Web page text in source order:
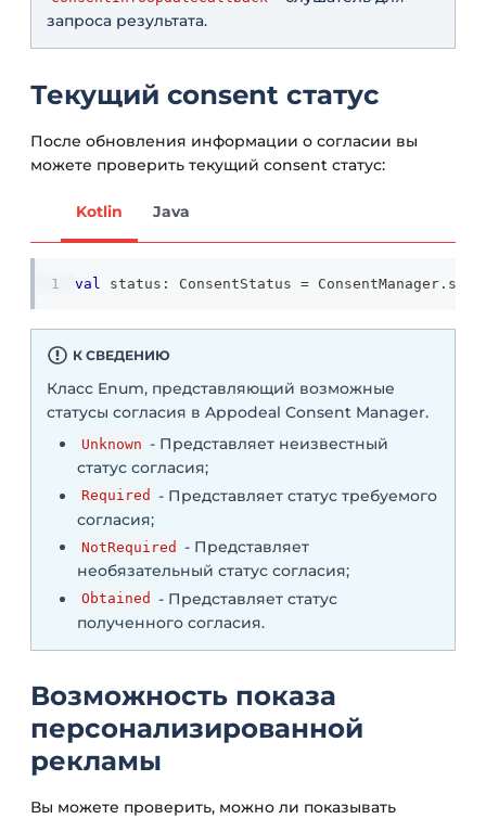
запроса результата.
Текущий consent статус
После обновления информации о согласии вы
можете проверить текущий consent статус:
Kotlin Java
val status : ConsentStatus = ConsentManager .
К СВЕДЕНИЮ
Класс Enum, представляющий возможные
статусы согласия в Appodeal Consent Manager.
Unknown - Представляет неизвестный
статус согласия;
Required - Представляет статус требуемого
согласия;
NotRequired - Представляет
необязательный статус согласия;
Obtained - Представляет статус
полученного согласия.
Возможность показа
персонализированной
рекламы
Вы можете проверить, можно ли показывать